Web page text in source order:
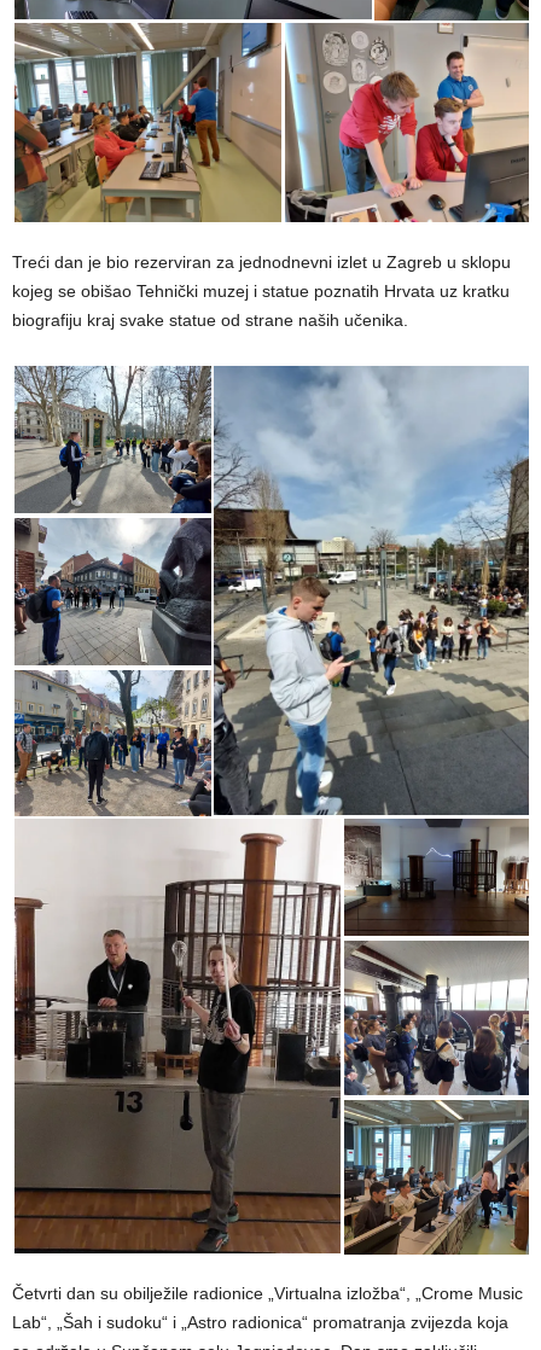
Treći dan je bio rezerviran za jednodnevni izlet u Zagreb u sklopu
kojeg se obišao Tehnički muzej i statue poznatih Hrvata uz kratku
biografiju kraj svake statue od strane naših učenika.
Četvrti dan su obilježile radionice „Virtualna izložba“, „Crome Music
Lab“, „Šah i sudoku“ i „Astro radionica“ promatranja zvijezda koja